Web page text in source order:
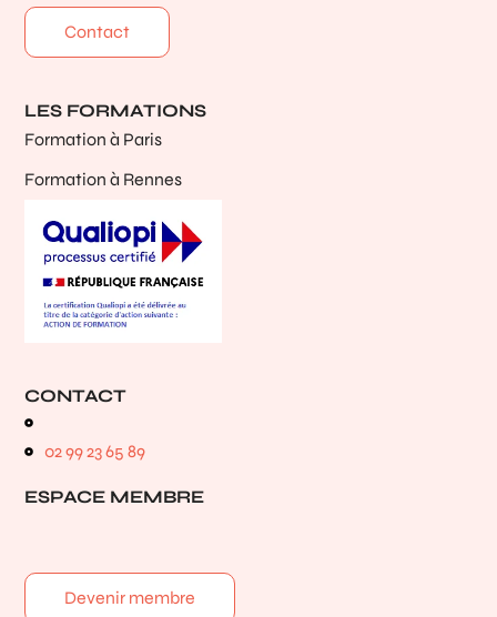
Contact
LES FORMATIONS
Formation à Paris
Formation à Rennes
CONTACT
02 99 23 65 89
ESPACE MEMBRE
Devenir membre